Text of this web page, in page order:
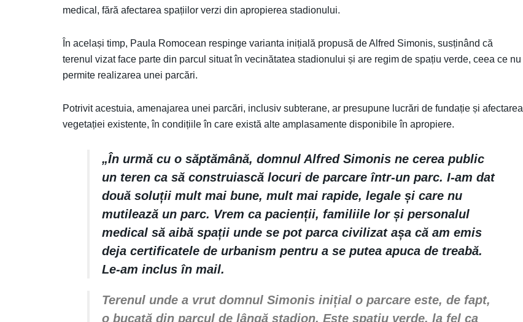
medical, fără afectarea spațiilor verzi din apropierea stadionului.
În același timp, Paula Romocean respinge varianta inițială propusă de Alfred Simonis, susținând că
terenul vizat face parte din parcul situat în vecinătatea stadionului și are regim de spațiu verde, ceea ce nu
permite realizarea unei parcări.
Potrivit acestuia, amenajarea unei parcări, inclusiv subterane, ar presupune lucrări de fundație și afectarea
vegetației existente, în condițiile în care există alte amplasamente disponibile în apropiere.
„În urmă cu o săptămână, domnul Alfred Simonis ne cerea public
un teren ca să construiască locuri de parcare într-un parc. I-am dat
două soluții mult mai bune, mult mai rapide, legale și care nu
mutilează un parc. Vrem ca pacienții, familiile lor și personalul
medical să aibă spații unde se pot parca civilizat așa că am emis
deja certificatele de urbanism pentru a se putea apuca de treabă.
Le-am inclus în mail.
Terenul unde a vrut domnul Simonis inițial o parcare este, de fapt,
o bucată din parcul de lângă stadion. Este spațiu verde, la fel ca